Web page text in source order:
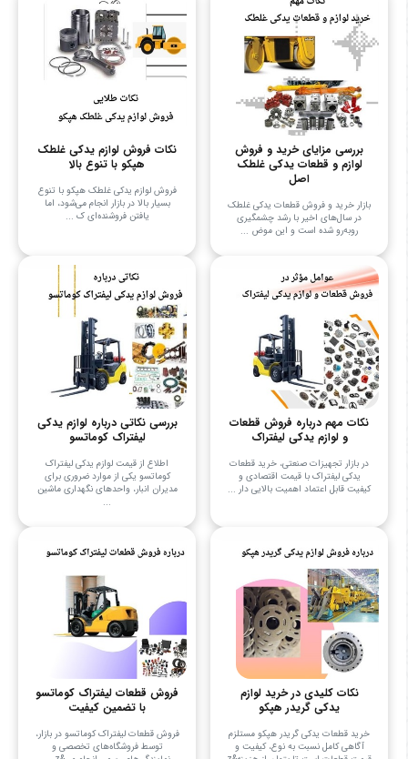
بررسی مزایای خرید و فروش
لوازم و قطعات یدکی غلطک
اصل
بازار خرید و فروش قطعات یدکی غلطک
در سال‌های اخیر با رشد چشمگیری
روبه‌رو شده است و این موض ...
نکات فروش لوازم یدکی غلطک
هپکو با تنوع بالا
فروش لوازم یدکی غلطک هپکو با تنوع
بسیار بالا در بازار انجام می‌شود، اما
یافتن فروشنده‌ای ک ...
نکات مهم درباره فروش قطعات
و لوازم یدکی لیفتراک
در بازار تجهیزات صنعتی، خرید قطعات
یدکی لیفتراک با قیمت اقتصادی و
کیفیت قابل اعتماد اهمیت بالایی دار ...
بررسی نکاتی درباره لوازم یدکی
لیفتراک کوماتسو
اطلاع از قیمت لوازم یدکی لیفتراک
کوماتسو یکی از موارد ضروری برای
مدیران انبار، واحدهای نگهداری ماشین
...
نکات کلیدی در خرید لوازم
یدکی گریدر هپکو
خرید قطعات یدکی گریدر هپکو مستلزم
آگاهی کامل نسبت به نوع، کیفیت و
فروش قطعات لیفتراک کوماتسو
با تضمین کیفیت
فروش قطعات لیفتراک کوماتسو در بازار،
توسط فروشگاه‌های تخصصی و